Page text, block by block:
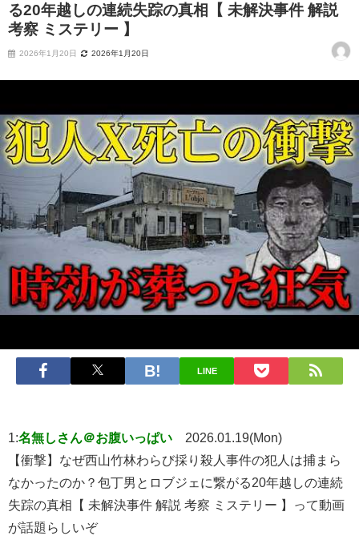
る20年越しの連続失踪の真相【 未解決事件 解説
考察 ミステリー 】
2026年1月20日 2026年1月20日
LINE
1:名無しさん＠お腹いっぱい
2026.01.19(Mon)
【衝撃】なぜ西山竹林わらび採り殺人事件の犯人は捕まら
なかったのか？包丁男とロブジェに繋がる20年越しの連続
失踪の真相【 未解決事件 解説 考察 ミステリー 】って動画
が話題らしいぞ